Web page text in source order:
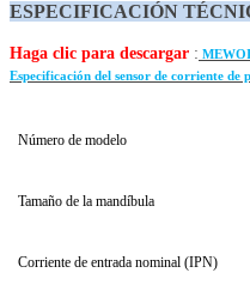
ESPECIFICACIÓN
Haga clic para descargar :
Especificación del sensor de corriente de
Número de modelo
Tamaño de la mandíbula
Corriente de entrada nominal (IPN)